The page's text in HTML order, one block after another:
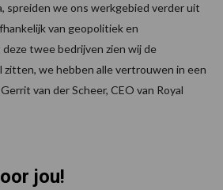
spreiden we ons werkgebied verder uit
van geopolitiek en
twee bedrijven zien wij de
zitten, we hebben alle vertrouwen in een
van der Scheer, CEO van Royal
jou!